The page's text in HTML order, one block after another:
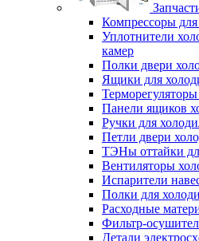
Компрессоры
Уплотнители
камер
Полки двери
Ящики для
Панели ящиков
Ручки для
Петли двери
ТЭНы оттайки
Вентиляторы
Испарители
Полки для
Расходные
Фильтр-
Детали